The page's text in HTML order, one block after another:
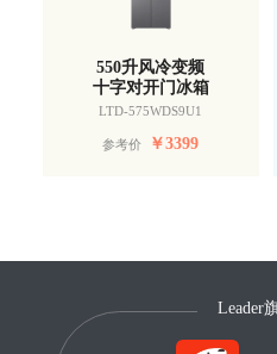
550升风冷变频
十字对开门冰箱
LTD-575WDS9U1
参考价 ￥3399
Leader